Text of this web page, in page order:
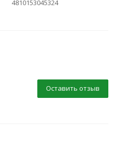
4810153045324
Оставить отзыв